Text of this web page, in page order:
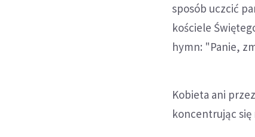
sposób uczcić
kościele
hymn: "Panie,
Kobieta ani
koncentrując się